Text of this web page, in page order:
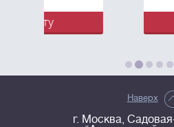
перейти к
Наверх
г. Москва,